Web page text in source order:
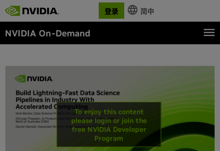
登录 简中
NVIDIA On-Demand
To enjoy this content
please login or join the
free NVIDIA Developer
Program